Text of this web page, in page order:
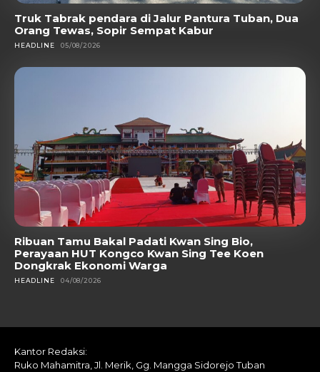
Truk Tabrak pendara di Jalur Pantura Tuban, Dua
Orang Tewas, Sopir Sempat Kabur
HEADLINE 05/08/2026
Ribuan Tamu Bakal Padati Kwan Sing Bio,
Perayaan HUT Kongco Kwan Sing Tee Koen
Dongkrak Ekonomi Warga
HEADLINE 04/08/2026
Kantor Redaksi:
Ruko Mahamitra, Jl. Merik, Gg. Mangga Sidorejo Tuban